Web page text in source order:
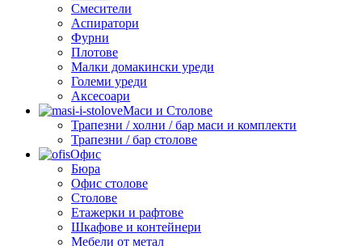
Смесители
Аспиратори
Фурни
Плотове
Малки домакински уреди
Големи уреди
Аксесоари
Маси и Столове
Трапезни / холни / бар маси и комплекти
Трапезни / бар столове
Офис
Бюра
Офис столове
Столове
Етажерки и рафтове
Шкафове и контейнери
Мебели от метал